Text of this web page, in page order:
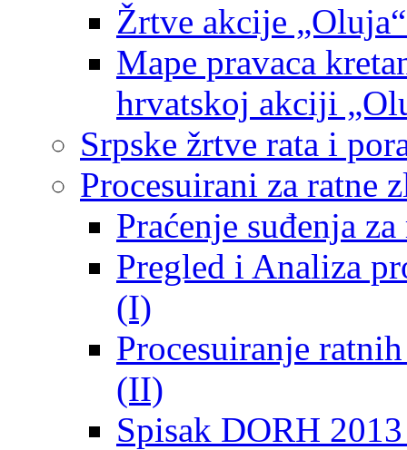
Žrtve akcije
Mape pravaca
hrvatskoj akciji
Srpske žrtve rata i
Procesuirani za ratne
Praćenje suđenja
Pregled i Analiza
(I)
Procesuiranje
(II)
Spisak DORH